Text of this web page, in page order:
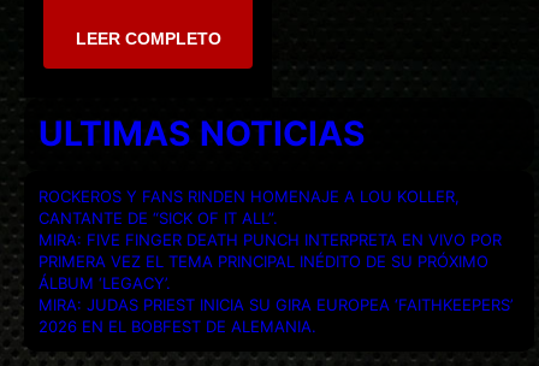
LEER COMPLETO
ULTIMAS NOTICIAS
ROCKEROS Y FANS RINDEN HOMENAJE A LOU KOLLER,
CANTANTE DE “SICK OF IT ALL”.
MIRA: FIVE FINGER DEATH PUNCH INTERPRETA EN VIVO POR
PRIMERA VEZ EL TEMA PRINCIPAL INÉDITO DE SU PRÓXIMO
ÁLBUM ‘LEGACY’.
MIRA: JUDAS PRIEST INICIA SU GIRA EUROPEA ‘FAITHKEEPERS’
2026 EN EL BOBFEST DE ALEMANIA.